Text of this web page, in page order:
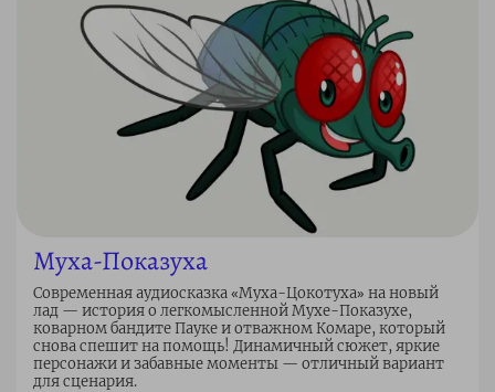
Муха-Показуха
Современная аудиосказка «Муха-Цокотуха» на новый
лад — история о легкомысленной Мухе-Показухе,
коварном бандите Пауке и отважном Комаре, который
снова спешит на помощь! Динамичный сюжет, яркие
персонажи и забавные моменты — отличный вариант
для сценария.